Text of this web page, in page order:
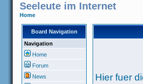
Seeleute im Internet
Home
Board Navigation
Navigation
Home
Forum
News
Hier fuer